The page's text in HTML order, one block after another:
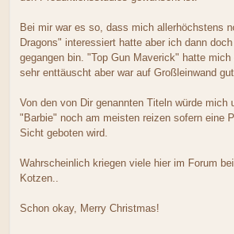
Bei mir war es so, dass mich allerhöchstens
Dragons" interessiert hatte aber ich dann
gegangen bin. "Top Gun Maverick" hatte
sehr enttäuscht aber war auf Großleinwand
Von den von Dir genannten Titeln würde mich
"Barbie" noch am meisten reizen sofern eine
Sicht geboten wird.
Wahrscheinlich kriegen viele hier im Forum
Kotzen..
Schon okay, Merry Christmas!